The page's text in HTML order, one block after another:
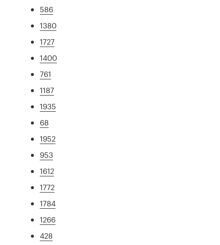
586
1380
1727
1400
761
1187
1935
68
1952
953
1612
1772
1784
1266
428